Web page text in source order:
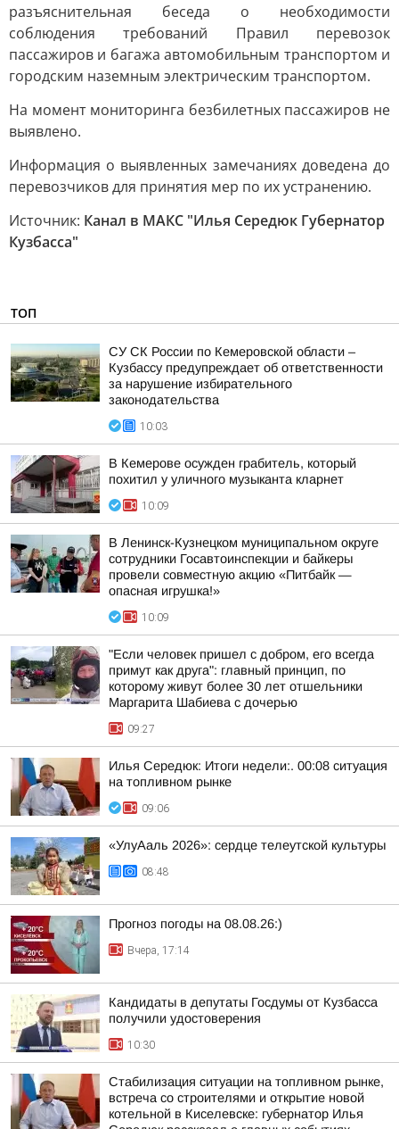
разъяснительная беседа о необходимости
соблюдения требований Правил перевозок
пассажиров и багажа автомобильным транспортом и
городским наземным электрическим транспортом.
На момент мониторинга безбилетных пассажиров не
выявлено.
Информация о выявленных замечаниях доведена до
перевозчиков для принятия мер по их устранению.
Источник: Канал в МАКС "Илья Середюк Губернатор
Кузбасса"
ТОП
СУ СК России по Кемеровской области –
Кузбассу предупреждает об ответственности
за нарушение избирательного
законодательства
10:03
В Кемерове осужден грабитель, который
похитил у уличного музыканта кларнет
10:09
В Ленинск-Кузнецком муниципальном округе
сотрудники Госавтоинспекции и байкеры
провели совместную акцию «Питбайк —
опасная игрушка!»
10:09
"Если человек пришел с добром, его всегда
примут как друга": главный принцип, по
которому живут более 30 лет отшельники
Маргарита Шабиева с дочерью
09:27
Илья Середюк: Итоги недели:. 00:08 ситуация
на топливном рынке
09:06
«УлуАаль 2026»: сердце телеутской культуры
08:48
Прогноз погоды на 08.08.26:)
Вчера, 17:14
Кандидаты в депутаты Госдумы от Кузбасса
получили удостоверения
10:30
Стабилизация ситуации на топливном рынке,
встреча со строителями и открытие новой
котельной в Киселевске: губернатор Илья